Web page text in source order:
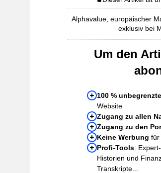
Alphavalue, europäischer
exklusiv bei
Um den
100 %
Website
Zugang zu allen
Zugang zu den
Keine Werbung für
Profi-Tools:
Historien und
Transkripte...